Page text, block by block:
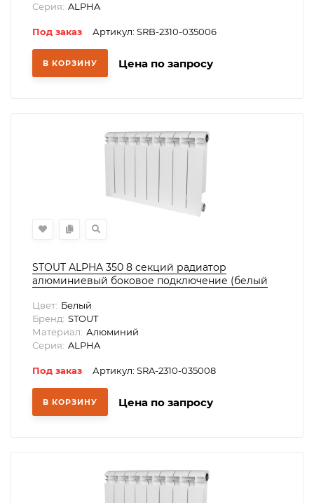
Серия: ALPHA
Под заказ Артикул: SRB-2310-035006
В КОРЗИНУ Цена по запросу
STOUT ALPHA 350 8 секций радиатор
алюминиевый боковое подключение (белый
Цвет: Белый
Бренд: STOUT
Материал: Алюминий
Серия: ALPHA
Под заказ Артикул: SRA-2310-035008
В КОРЗИНУ Цена по запросу